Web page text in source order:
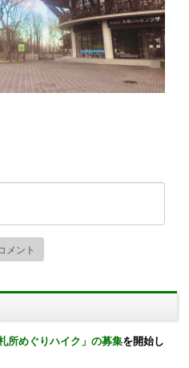
メント
所めぐりハイク」の募集を開始し